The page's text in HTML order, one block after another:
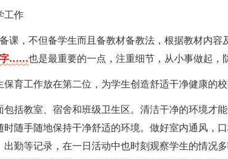
工作
课，不但备学生而且备教材备教法，根据教材内容
字……也是最重要的一点，注重细节，从小事做起，
保育工作放在第二位，为学生创造舒适干净健康的校
包括教室、宿舍和班级卫生区。清洁干净的环境才
时随手随地保持干净舒适的环境。做好室内通风，
出勤等记录，在一日活动中也时刻观察学生的情况